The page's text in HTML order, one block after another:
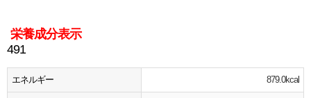
栄養成分表示
491
エネルギー 879.0kcal